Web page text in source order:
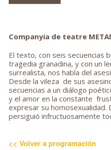
Companyia de teatre
El texto, con seis secuencias
tragedia granadina, y con un
surrealista, nos habla del
Desde la vileza de sus
secuencias a un diálogo
y el amor en la constante
expresar su homosexualidad.
persiguió infructuosamente
<< Volver a programación